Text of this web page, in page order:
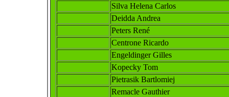
Silva Helena Carlos
Deidda Andrea
Peters René
Centrone Ricardo
Engeldinger Gilles
Kopecky Tom
Pietrasik Bartlomiej
Remacle Gauthier